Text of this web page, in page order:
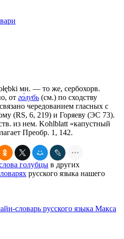
мн. — то же, сербохорв.
от го́лубь (см.) по сходству
чередованием гласных с
(RS, 6, 219) и Горяеву (ЭС 73).
из нем. Kohlblatt «капустный
Преобр. 1, 142.
голубцы в других
русского языка нашего
словарь русского языка Макса